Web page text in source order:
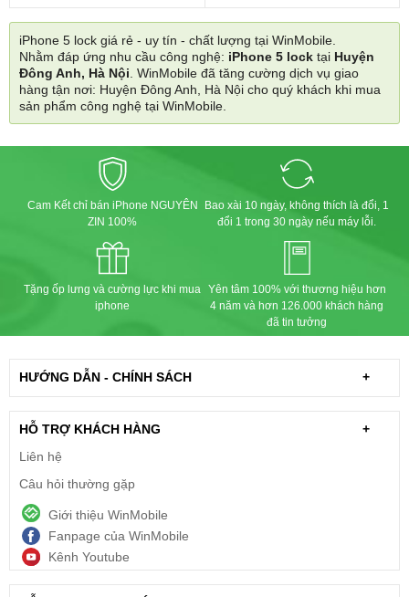
iPhone 5 lock giá rẻ - uy tín - chất lượng tại WinMobile.
Nhằm đáp ứng nhu cầu công nghệ: iPhone 5 lock tại Huyện
Đông Anh, Hà Nội. WinMobile đã tăng cường dịch vụ giao
hàng tận nơi: Huyện Đông Anh, Hà Nội cho quý khách khi mua
sản phẩm công nghệ tại WinMobile.
Cam Kết chỉ bán iPhone NGUYÊN
ZIN 100%
Bao xài 10 ngày, không thích là đổi, 1
đổi 1 trong 30 ngày nếu máy lỗi.
Tặng ốp lưng và cường lực khi mua
iphone
Yên tâm 100% với thương hiệu hơn
4 năm và hơn 126.000 khách hàng
đã tin tưởng
HƯỚNG DẪN - CHÍNH SÁCH +
HỖ TRỢ KHÁCH HÀNG
+
Liên hệ
Câu hỏi thường gặp
Giới thiệu WinMobile
Fanpage của WinMobile
Kênh Youtube